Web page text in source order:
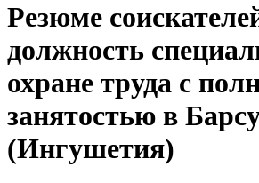
Резюме
должность
охране труда с
занятостью в
(Ингушетия)